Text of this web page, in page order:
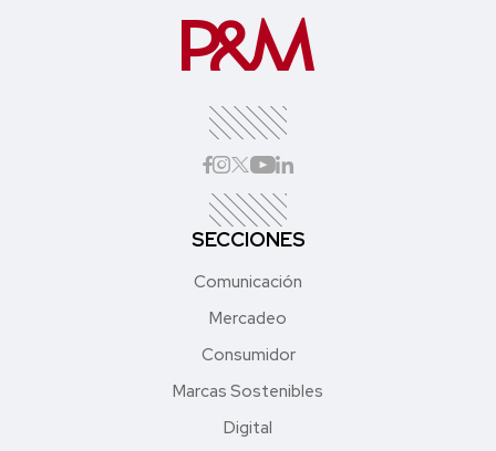
SECCIONES
Comunicación
Mercadeo
Consumidor
Marcas Sostenibles
Digital